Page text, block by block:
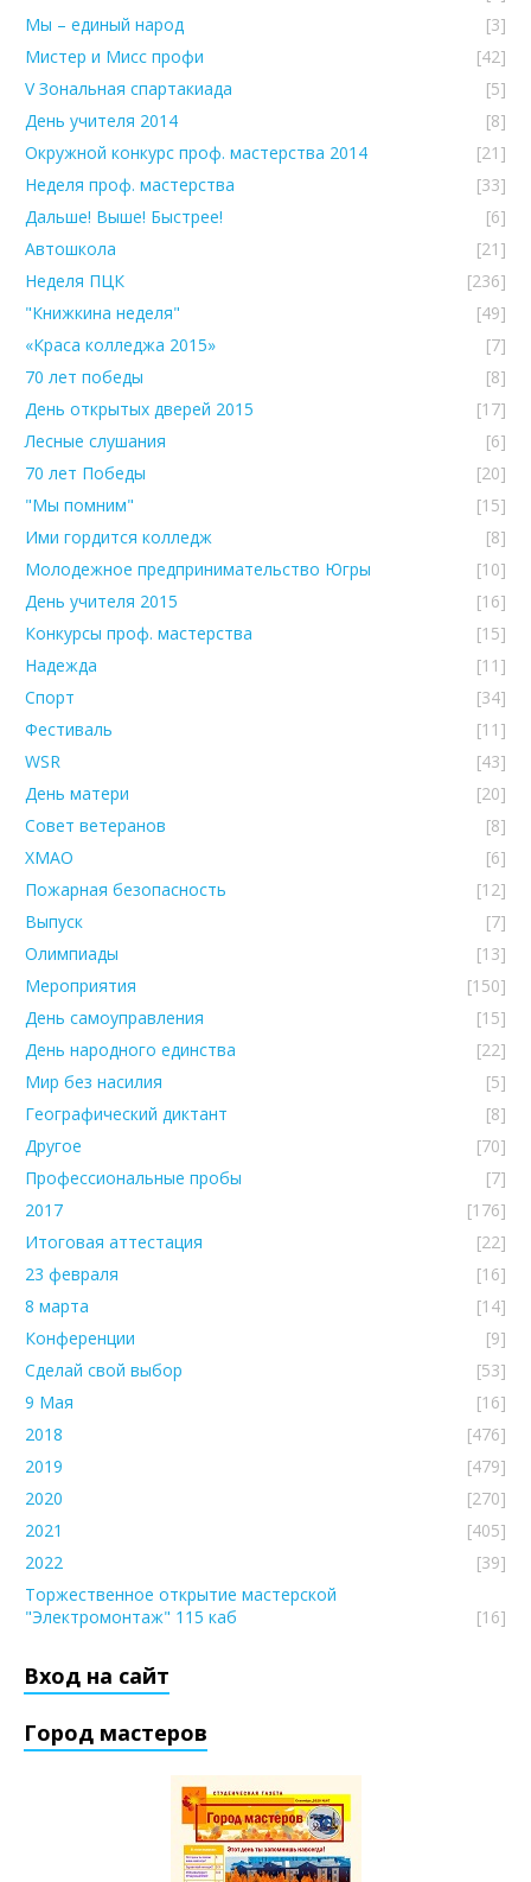
Мы – единый народ
[3]
Мистер и Мисс профи
[42]
V Зональная спартакиада
[5]
День учителя 2014
[8]
Окружной конкурс проф. мастерства 2014
[21]
Неделя проф. мастерства
[33]
Дальше! Выше! Быстрее!
[6]
Автошкола
[21]
Неделя ПЦК
[236]
"Книжкина неделя"
[49]
«Краса колледжа 2015»
[7]
70 лет победы
[8]
День открытых дверей 2015
[17]
Лесные слушания
[6]
70 лет Победы
[20]
"Мы помним"
[15]
Ими гордится колледж
[8]
Молодежное предпринимательство Югры
[10]
День учителя 2015
[16]
Конкурсы проф. мастерства
[15]
Надежда
[11]
Спорт
[34]
Фестиваль
[11]
WSR
[43]
День матери
[20]
Совет ветеранов
[8]
ХМАО
[6]
Пожарная безопасность
[12]
Выпуск
[7]
Олимпиады
[13]
Мероприятия
[150]
День самоуправления
[15]
День народного единства
[22]
Мир без насилия
[5]
Географический диктант
[8]
Другое
[70]
Профессиональные пробы
[7]
2017
[176]
Итоговая аттестация
[22]
23 февраля
[16]
8 марта
[14]
Конференции
[9]
Сделай свой выбор
[53]
9 Мая
[16]
2018
[476]
2019
[479]
2020
[270]
2021
[405]
2022
[39]
Торжественное открытие мастерской
"Электромонтаж" 115 каб
[16]
Вход на сайт
Город мастеров